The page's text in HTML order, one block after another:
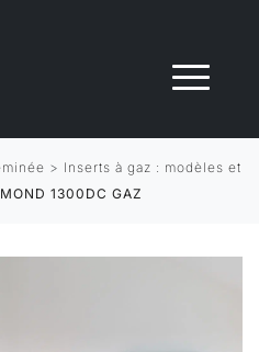
> Inserts à gaz : modèles et
1300DC GAZ